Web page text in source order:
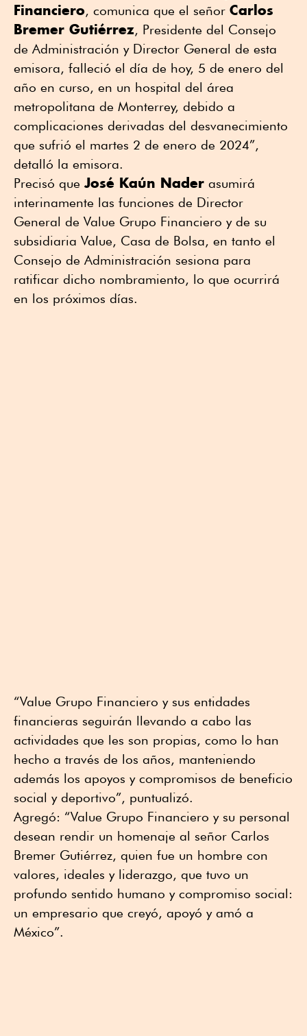
Financiero, comunica que el señor Carlos
Bremer Gutiérrez, Presidente del Consejo
de Administración y Director General de esta
emisora, falleció el día de hoy, 5 de enero del
año en curso, en un hospital del área
metropolitana de Monterrey, debido a
complicaciones derivadas del desvanecimiento
que sufrió el martes 2 de enero de 2024”,
detalló la emisora.
Precisó que José Kaún Nader asumirá
interinamente las funciones de Director
General de Value Grupo Financiero y de su
subsidiaria Value, Casa de Bolsa, en tanto el
Consejo de Administración sesiona para
ratificar dicho nombramiento, lo que ocurrirá
en los próximos días.
“Value Grupo Financiero y sus entidades
financieras seguirán llevando a cabo las
actividades que les son propias, como lo han
hecho a través de los años, manteniendo
además los apoyos y compromisos de beneficio
social y deportivo”, puntualizó.
Agregó: “Value Grupo Financiero y su personal
desean rendir un homenaje al señor Carlos
Bremer Gutiérrez, quien fue un hombre con
valores, ideales y liderazgo, que tuvo un
profundo sentido humano y compromiso social:
un empresario que creyó, apoyó y amó a
México”.